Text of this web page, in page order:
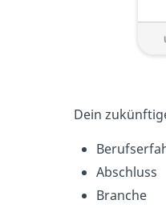
Dein
Abschluss
Branche